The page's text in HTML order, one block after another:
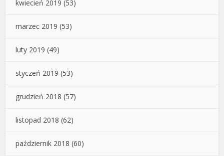
kwiecień 2019 (53)
marzec 2019 (53)
luty 2019 (49)
styczeń 2019 (53)
grudzień 2018 (57)
listopad 2018 (62)
październik 2018 (60)